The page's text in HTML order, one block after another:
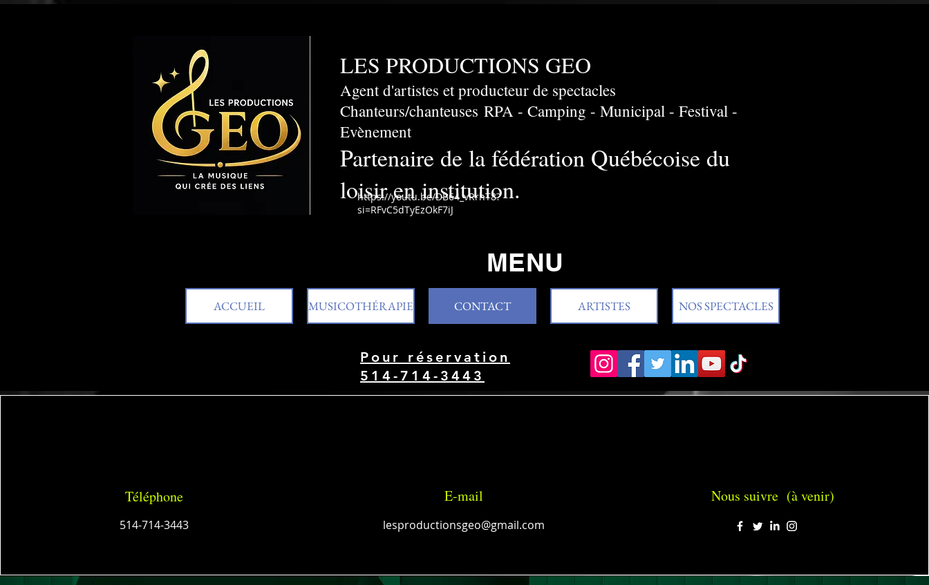
LES PRODUCTIONS GEO
Agent d'artistes et producteur de spectacles
Chanteurs/chanteuses ​RPA - Camping - Municipal - Festival -
Evènement
Partenaire de la fédération Québécoise du
loisir en institution.
MENU
ACCUEIL MUSICOTHÉRAPIE CONTACT ARTISTES NOS SPECTACLES
Pour réservation
514-714-3443
https://youtu.be/DB64_vRrhT8?
si=RFvC5dTyEzOkF7iJ
Téléphone
514-714-3443
E-mail
lesproductionsgeo@gmail.com
Nous suivre (à venir)